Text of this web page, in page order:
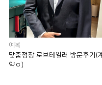
예복
맞춤정장 로브테일러 방문후기(계
약ㅇ)